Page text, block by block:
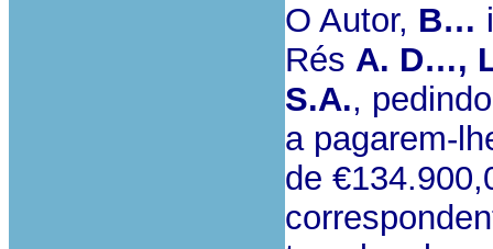
O Autor, B…
Rés A. D…,
S.A.,
a pagarem-
de